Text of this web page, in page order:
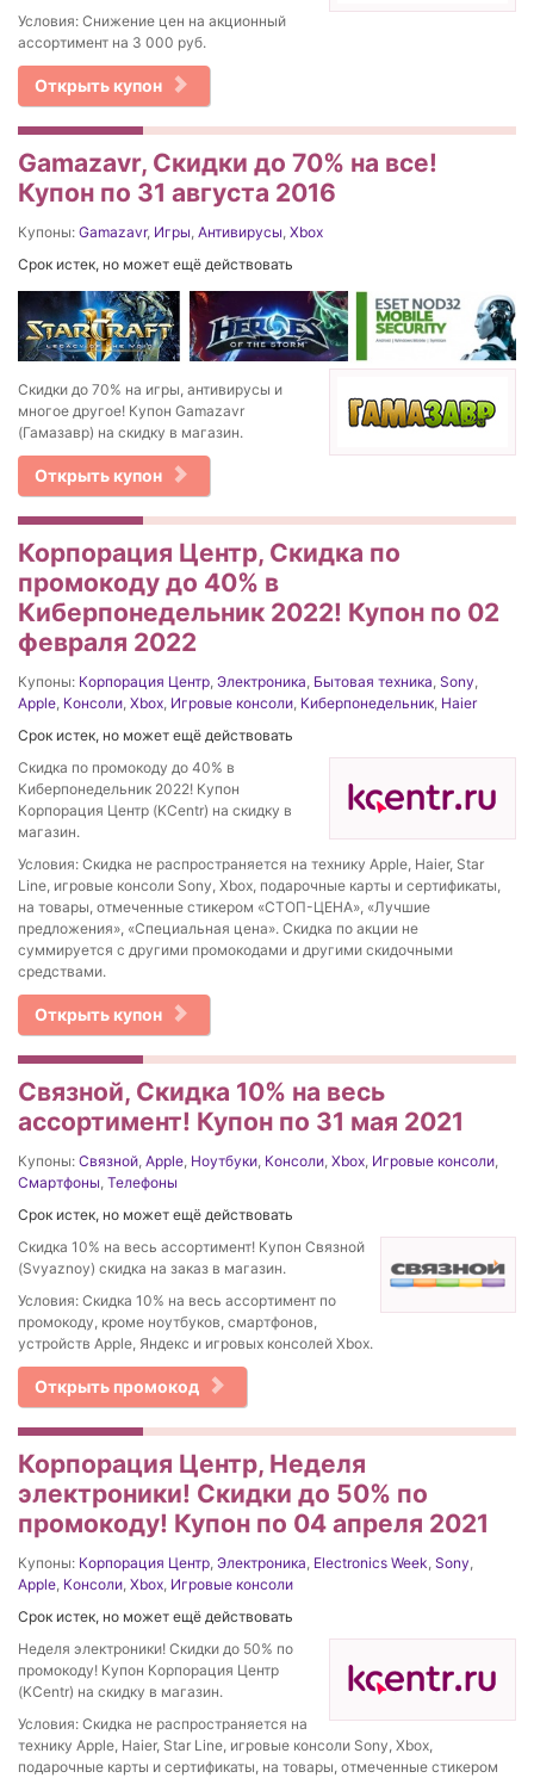
Условия: Снижение цен на акционный
ассортимент на 3 000 руб.
Открыть купон
Gamazavr, Скидки до 70% на все!
Купон по 31 августа 2016
Купоны: Gamazavr, Игры Антивирусы Xbox
Срок истек, но может ещё действовать
Скидки до 70% на игры, антивирусы и
многое другое! Купон Gamazavr
(Гамазавр) на скидку в магазин.
Открыть купон
Корпорация Центр, Скидка по
промокоду до 40% в
Киберпонедельник 2022! Купон по 02
февраля 2022
Купоны: Корпорация Центр, Электроника, Бытовая техника, Sony,
Apple, Консоли, Xbox, Игровые консоли, Киберпонедельник, Haier
Срок истек, но может ещё действовать
Скидка по промокоду до 40% в
Киберпонедельник 2022! Купон
Корпорация Центр (KCentr) на скидку в
магазин.
Условия: Скидка не распространяется на технику Apple, Haier, Star
Line, игровые консоли Sony, Xbox, подарочные карты и сертификаты,
на товары, отмеченные стикером «СТОП-ЦЕНА», «Лучшие
предложения», «Специальная цена». Скидка по акции не
суммируется с другими промокодами и другими скидочными
средствами.
Открыть купон
Связной, Скидка 10% на весь
ассортимент! Купон по 31 мая 2021
Купоны: Связной, Apple, Ноутбуки, Консоли, Xbox, Игровые консоли,
Смартфоны, Телефоны
Срок истек, но может ещё действовать
Скидка 10% на весь ассортимент! Купон Связной
(Svyaznoy) скидка на заказ в магазин.
Условия: Скидка 10% на весь ассортимент по
промокоду, кроме ноутбуков, смартфонов,
устройств Apple, Яндекс и игровых консолей Xbox.
Открыть промокод
Корпорация Центр, Неделя
электроники! Скидки до 50% по
промокоду! Купон по 04 апреля 2021
Купоны: Корпорация Центр, Электроника, Electronics Week, Sony,
Apple, Консоли, Xbox, Игровые консоли
Срок истек, но может ещё действовать
Неделя электроники! Скидки до 50% по
промокоду! Купон Корпорация Центр
(KCentr) на скидку в магазин.
Условия: Скидка не распространяется на
технику Apple, Haier, Star Line, игровые консоли Sony, Xbox,
подарочные карты и сертификаты, на товары, отмеченные стикером